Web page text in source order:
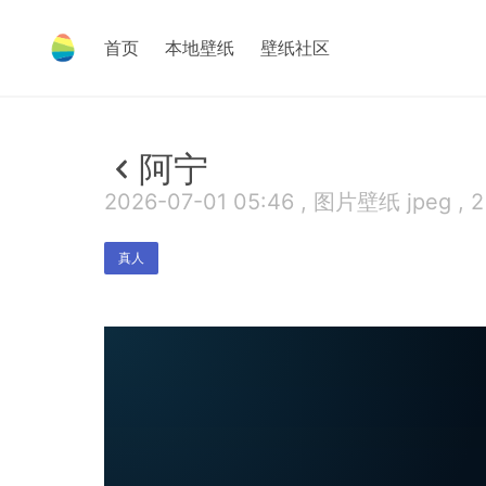
首页 本地壁纸 壁纸社区
阿宁
2026-07-01 05:46 , 图片壁纸 jpeg ,
真人